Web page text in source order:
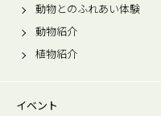
動物とのふれあい体験
動物紹介
植物紹介
イベント